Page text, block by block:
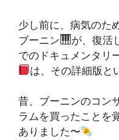
少し前に、病気のた
ブーニン
が、復活
でのドキュメンタリ
は、その詳細版と
昔、ブーニンのコン
ラムを買ったことを
ありました〜